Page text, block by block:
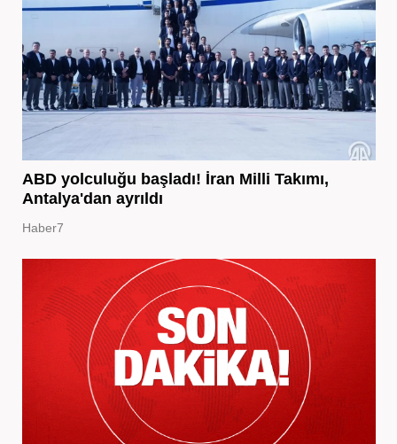
ABD yolculuğu başladı! İran Milli Takımı,
Antalya'dan ayrıldı
Haber7